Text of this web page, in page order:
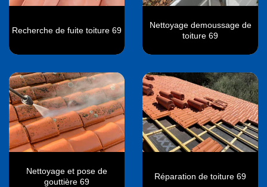
Recherche de fuite toiture 69
Nettoyage demoussage de
toiture 69
Nettoyage et pose de
gouttière 69
Réparation de toiture 69